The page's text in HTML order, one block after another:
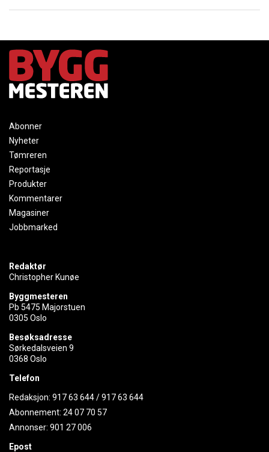
Abonner
Nyheter
Tømreren
Reportasje
Produkter
Kommentarer
Magasiner
Jobbmarked
Redaktør
Christopher Kunøe
Byggmesteren
Pb 5475 Majorstuen
0305 Oslo
Besøksadresse
Sørkedalsveien 9
0368 Oslo
Telefon
Redaksjon: 917 63 644/917 63 644
Abonnement: 24 07 70 57
Annonser: 901 27 006
Epost